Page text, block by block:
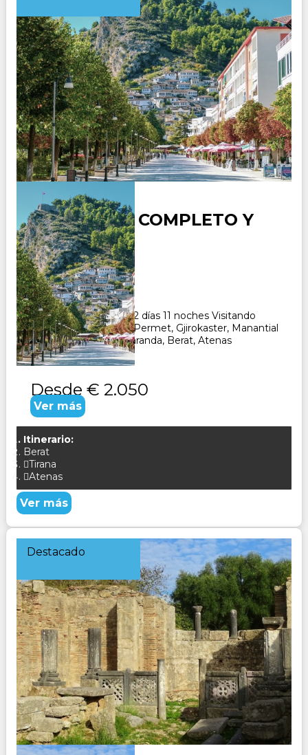
ALBANIA AL COMPLETO Y
ATENAS
Duración:
12Días11Noches
Paquete Turístico de 12 días 11 noches Visitando
Tirana, Elbasan, Korca, Permet, Gjirokaster, Manantial
del Ojo Azul, Atevas Saranda, Berat, Atenas
CONSULTAR
Desde € 2.050
Ver más
Itinerario:
Berat
Tirana
Atenas
Ver más
Destacado